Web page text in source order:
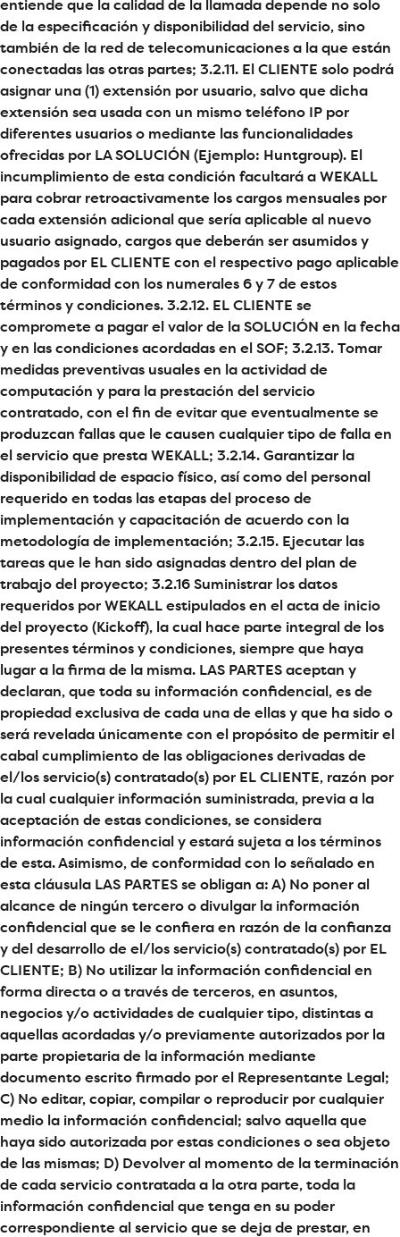
entiende que la calidad de la llamada depende no solo
de la especificación y disponibilidad del servicio, sino
también de la red de telecomunicaciones a la que están
conectadas las otras partes; 3.2.11. El CLIENTE solo podrá
asignar una (1) extensión por usuario, salvo que dicha
extensión sea usada con un mismo teléfono IP por
diferentes usuarios o mediante las funcionalidades
ofrecidas por LA SOLUCIÓN (Ejemplo: Huntgroup). El
incumplimiento de esta condición facultará a WEKALL
para cobrar retroactivamente los cargos mensuales por
cada extensión adicional que sería aplicable al nuevo
usuario asignado, cargos que deberán ser asumidos y
pagados por EL CLIENTE con el respectivo pago aplicable
de conformidad con los numerales 6 y 7 de estos
términos y condiciones. 3.2.12. EL CLIENTE se
compromete a pagar el valor de la SOLUCIÓN en la fecha
y en las condiciones acordadas en el SOF; 3.2.13. Tomar
medidas preventivas usuales en la actividad de
computación y para la prestación del servicio
contratado, con el fin de evitar que eventualmente se
produzcan fallas que le causen cualquier tipo de falla en
el servicio que presta WEKALL; 3.2.14. Garantizar la
disponibilidad de espacio físico, así como del personal
requerido en todas las etapas del proceso de
implementación y capacitación de acuerdo con la
metodología de implementación; 3.2.15. Ejecutar las
tareas que le han sido asignadas dentro del plan de
trabajo del proyecto; 3.2.16 Suministrar los datos
requeridos por WEKALL estipulados en el acta de inicio
del proyecto (Kickoff), la cual hace parte integral de los
presentes términos y condiciones, siempre que haya
lugar a la firma de la misma. LAS PARTES aceptan y
declaran, que toda su información confidencial, es de
propiedad exclusiva de cada una de ellas y que ha sido o
será revelada únicamente con el propósito de permitir el
cabal cumplimiento de las obligaciones derivadas de
el/los servicio(s) contratado(s) por EL CLIENTE, razón por
la cual cualquier información suministrada, previa a la
aceptación de estas condiciones, se considera
información confidencial y estará sujeta a los términos
de esta. Asimismo, de conformidad con lo señalado en
esta cláusula LAS PARTES se obligan a: A) No poner al
alcance de ningún tercero o divulgar la información
confidencial que se le confiera en razón de la confianza
y del desarrollo de el/los servicio(s) contratado(s) por EL
CLIENTE; B) No utilizar la información confidencial en
forma directa o a través de terceros, en asuntos,
negocios y/o actividades de cualquier tipo, distintas a
aquellas acordadas y/o previamente autorizados por la
parte propietaria de la información mediante
documento escrito firmado por el Representante Legal;
C) No editar, copiar, compilar o reproducir por cualquier
medio la información confidencial; salvo aquella que
haya sido autorizada por estas condiciones o sea objeto
de las mismas; D) Devolver al momento de la terminación
de cada servicio contratada a la otra parte, toda la
información confidencial que tenga en su poder
correspondiente al servicio que se deja de prestar, en